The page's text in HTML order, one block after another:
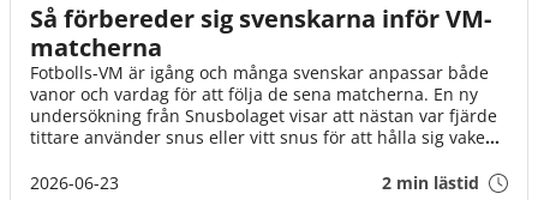
Så förbereder sig svenskarna inför VM-
matcherna
Fotbolls-VM är igång och många svenskar anpassar både
vanor och vardag för att följa de sena matcherna. En ny
undersökning från Snusbolaget visar att nästan var fjärde
tittare använder snus eller vitt snus för att hålla sig vaken,
populära uppladdningarna inför mästerskapet.
2026-06-23 2 min lästid